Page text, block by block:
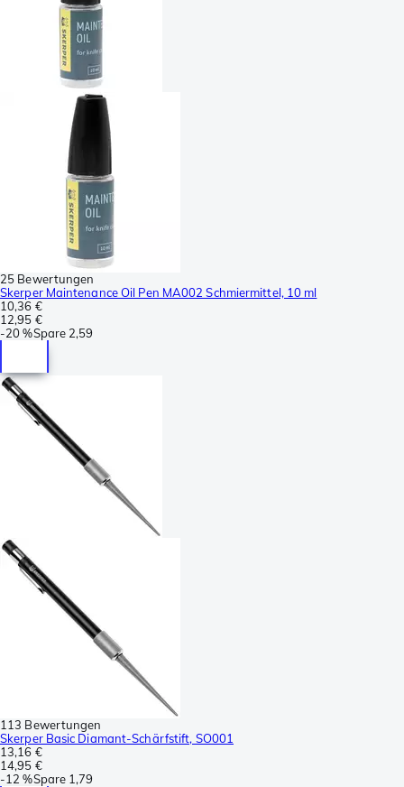
25 Bewertungen
Skerper Maintenance Oil Pen MA002 Schmiermittel, 10 ml
10,36 €
12,95 €
-20 %Spare 2,59
113 Bewertungen
Skerper Basic Diamant-Schärfstift, SO001
13,16 €
14,95 €
-12 %Spare 1,79